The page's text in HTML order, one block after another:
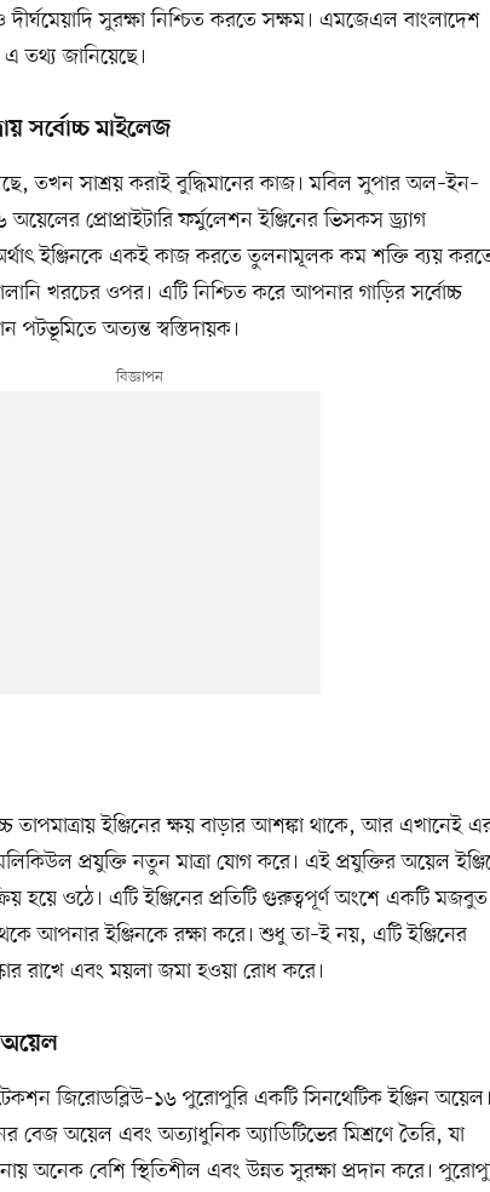
দীর্ঘমেয়াদি সুরক্ষা নিশ্চিত করতে সক্ষম। এমজেএল বাংলাদেশ
তথ্য জানিয়েছে।
সর্বোচ্চ মাইলেজ
তখন সাশ্রয় করাই বুদ্ধিমানের কাজ। মবিল সুপার অল–ইন–
প্রোপ্রাইটারি ফর্মুলেশন ইঞ্জিনের ভিসকস ড্র্যাগ
ইঞ্জিনকে একই কাজ করতে তুলনামূলক কম শক্তি ব্যয়
খরচের ওপর। এটি নিশ্চিত করে আপনার গাড়ির সর্বোচ্চ
পটভূমিতে অত্যন্ত স্বস্তিদায়ক।
ইঞ্জিনের ক্ষয় বাড়ার আশঙ্কা থাকে, আর এখানেই
প্রযুক্তি নতুন মাত্রা যোগ করে। এই প্রযুক্তির অয়েল
হয়ে ওঠে। এটি ইঞ্জিনের প্রতিটি গুরুত্বপূর্ণ অংশে একটি মজবুত
আপনার ইঞ্জিনকে রক্ষা করে। শুধু তা–ই নয়, এটি ইঞ্জিনের
রাখে এবং ময়লা জমা হওয়া রোধ করে।
অয়েল
জিরোডব্লিউ–১৬ পুরোপুরি একটি সিনথেটিক ইঞ্জিন অয়েল।
বেজ অয়েল এবং অত্যাধুনিক অ্যাডিটিভের মিশ্রণে তৈরি, যা
অনেক বেশি স্থিতিশীল এবং উন্নত সুরক্ষা প্রদান করে।